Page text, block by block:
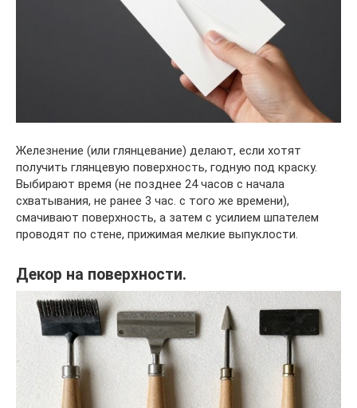
Железнение (или глянцевание) делают, если хотят
получить глянцевую поверхность, годную под краску.
Выбирают время (не позднее 24 часов с начала
схватывания, не ранее 3 час. с того же времени),
смачивают поверхность, а затем с усилием шпателем
проводят по стене, прижимая мелкие выпуклости.
Декор на поверхности.